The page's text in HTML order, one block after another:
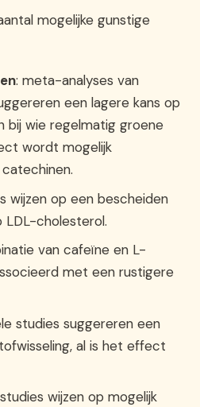
mogelijke gunstige
: meta-analyses van
een lagere kans op
bij wie regelmatig groene
wordt mogelijk
wijzen op een bescheiden
cholesterol.
van cafeïne en L-
met een rustigere
studies suggereren een
al is het effect
wijzen op mogelijk